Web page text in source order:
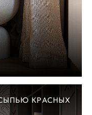
КРАСНЫХ